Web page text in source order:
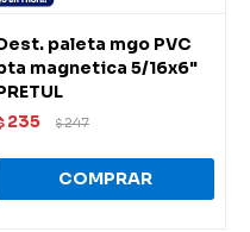
paleta mgo PVC
magnetica 5/16x6"
235 $247